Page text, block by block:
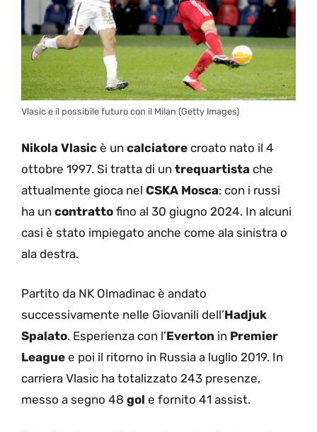
Vlasic e il possibile futuro con il Milan (Getty Images)
Nikola Vlasic è un calciatore croato nato il 4
ottobre 1997. Si tratta di un trequartista che
attualmente gioca nel CSKA Mosca: con i russi
ha un contratto fino al 30 giugno 2024. In alcuni
casi è stato impiegato anche come ala sinistra o
ala destra.
Partito da NK Olmadinac è andato
successivamente nelle Giovanili dell’Hadjuk
Spalato. Esperienza con l’Everton in Premier
League e poi il ritorno in Russia a luglio 2019. In
carriera Vlasic ha totalizzato 243 presenze,
messo a segno 48 gol e fornito 41 assist.